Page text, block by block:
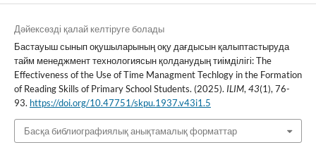
Дәйексөзді қалай келтіруге болады
Бастауыш сынып оқушыларының оқу дағдысын қалыптастыруда
тайм менеджмент технологиясын қолданудың тиімділігі: The
Effectiveness of the Use of Time Managment Techlogy in the Formation
of Reading Skills of Primary School Students. (2025). ILIM, 43(1), 76-
93. https://doi.org/10.47751/skpu.1937.v43i1.5
Басқа библиографиялық анықтамалық форматтар